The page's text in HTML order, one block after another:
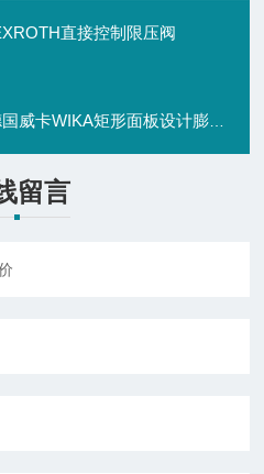
直接控制限压阀
卡WIKA矩形面板设计膨胀式温度
留言